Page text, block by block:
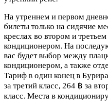
На утреннем и первом
билеты только на сидячие
креслах во втором и
кондиционером. На
вас будет выбор между
кондиционером, а также
Тариф в один конец в
за третий класс, 264 ฿ за
класс. Места в